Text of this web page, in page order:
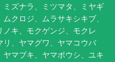
ズナラ、ミツマタ、ミヤギ
クロジ、ムラサキシキブ、
キ、モクゲンジ、モクレ
、ヤマグワ、ヤマコウバ
マブキ、ヤマボウシ、ユキ